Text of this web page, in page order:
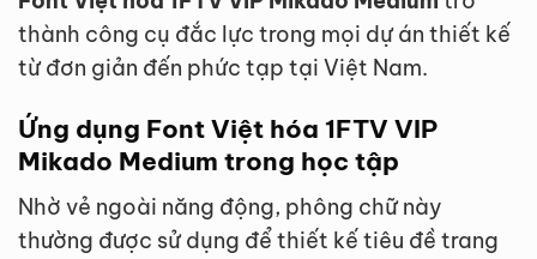
thành công cụ đắc lực trong mọi dự án thiết kế
từ đơn giản đến phức tạp tại Việt Nam.
Ứng dụng Font Việt hóa 1FTV VIP
Mikado Medium trong học tập
Nhờ vẻ ngoài năng động, phông chữ này
thường được sử dụng để thiết kế tiêu đề trang